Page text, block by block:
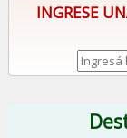
INGRESE